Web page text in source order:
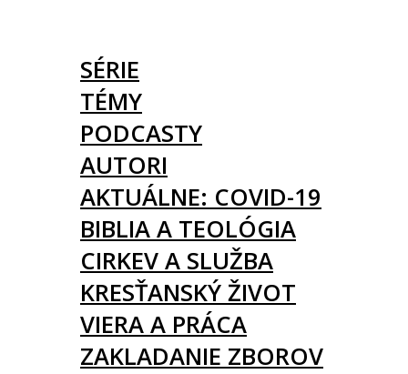
SÉRIE
TÉMY
PODCASTY
AUTORI
AKTUÁLNE: COVID-19
BIBLIA A TEOLÓGIA
CIRKEV A SLUŽBA
KRESŤANSKÝ ŽIVOT
VIERA A PRÁCA
ZAKLADANIE ZBOROV